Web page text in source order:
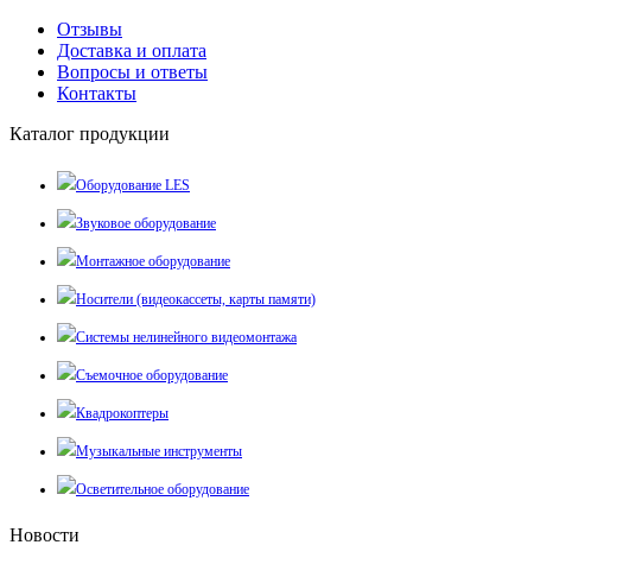
Отзывы
Доставка и оплата
Вопросы и ответы
Контакты
Каталог продукции
Оборудование LES
Звуковое оборудование
Монтажное оборудование
Носители (видеокассеты, карты памяти)
Системы нелинейного видеомонтажа
Съемочное оборудование
Квадрокоптеры
Музыкальные инструменты
Осветительное оборудование
Новости